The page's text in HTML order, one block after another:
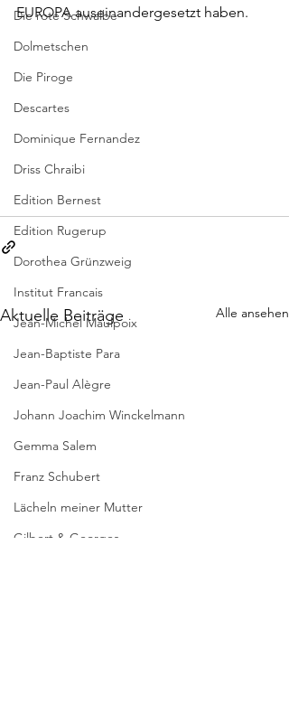
Die rote Schwalbe
Dolmetschen
Die Piroge
Descartes
Dominique Fernandez
Driss Chraibi
Edition Bernest
Edition Rugerup
Dorothea Grünzweig
Institut Francais
Jean-Michel Maulpoix
Jean-Baptiste Para
Jean-Paul Alègre
Johann Joachim Winckelmann
Gemma Salem
Franz Schubert
Lächeln meiner Mutter
Gilbert & Georges
EUROPA auseinandergesetzt haben.
Aktuelle Beiträge Alle ansehen